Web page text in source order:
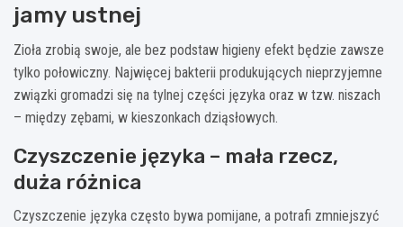
jamy ustnej
Zioła zrobią swoje, ale bez podstaw higieny efekt będzie zawsze
tylko połowiczny. Najwięcej bakterii produkujących nieprzyjemne
związki gromadzi się na tylnej części języka oraz w tzw. niszach
– między zębami, w kieszonkach dziąsłowych.
Czyszczenie języka – mała rzecz,
duża różnica
Czyszczenie języka często bywa pomijane, a potrafi zmniejszyć